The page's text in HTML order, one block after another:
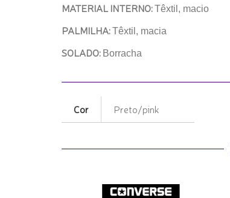
MATERIAL INTERNO:Têxtil, macio
PALMILHA:Têxtil, macia
SOLADO: Borracha
Cor Preto/pink